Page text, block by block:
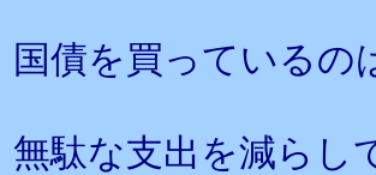
国債を買っているの
無駄な支出を減らし